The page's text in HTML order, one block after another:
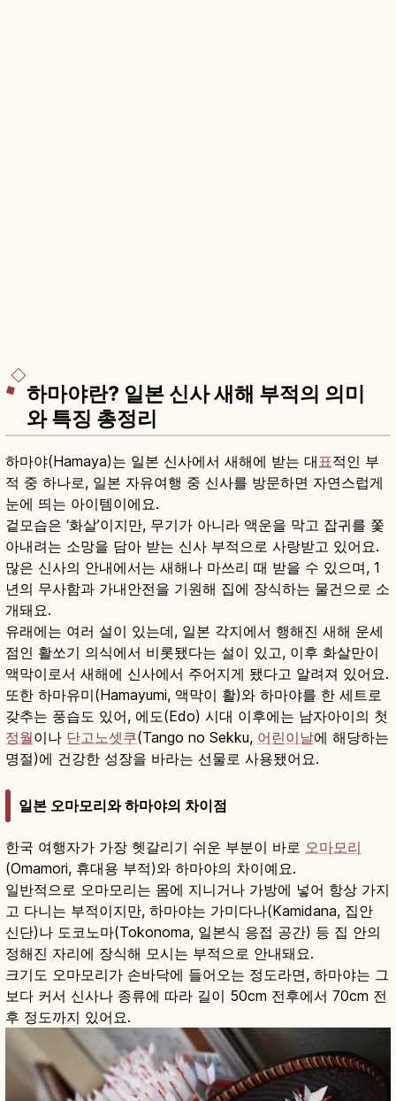
하마야란? 일본 신사 새해 부적의 의미
와 특징 총정리
하마야(Hamaya)는 일본 신사에서 새해에 받는 대표적인 부
적 중 하나로, 일본 자유여행 중 신사를 방문하면 자연스럽게
눈에 띄는 아이템이에요.
겉모습은 ‘화살’이지만, 무기가 아니라 액운을 막고 잡귀를 쫓
아내려는 소망을 담아 받는 신사 부적으로 사랑받고 있어요.
많은 신사의 안내에서는 새해나 마쓰리 때 받을 수 있으며, 1
년의 무사함과 가내안전을 기원해 집에 장식하는 물건으로 소
개돼요.
유래에는 여러 설이 있는데, 일본 각지에서 행해진 새해 운세
점인 활쏘기 의식에서 비롯됐다는 설이 있고, 이후 화살만이
액막이로서 새해에 신사에서 주어지게 됐다고 알려져 있어요.
또한 하마유미(Hamayumi, 액막이 활)와 하마야를 한 세트로
갖추는 풍습도 있어, 에도(Edo) 시대 이후에는 남자아이의 첫
정월이나 단고노셋쿠(Tango no Sekku, 어린이날에 해당하는
명절)에 건강한 성장을 바라는 선물로 사용됐어요.
일본 오마모리와 하마야의 차이점
한국 여행자가 가장 헷갈리기 쉬운 부분이 바로 오마모리
(Omamori, 휴대용 부적)와 하마야의 차이예요.
일반적으로 오마모리는 몸에 지니거나 가방에 넣어 항상 가지
고 다니는 부적이지만, 하마야는 가미다나(Kamidana, 집안
신단)나 도코노마(Tokonoma, 일본식 응접 공간) 등 집 안의
정해진 자리에 장식해 모시는 부적으로 안내돼요.
크기도 오마모리가 손바닥에 들어오는 정도라면, 하마야는 그
보다 커서 신사나 종류에 따라 길이 50cm 전후에서 70cm 전
후 정도까지 있어요.